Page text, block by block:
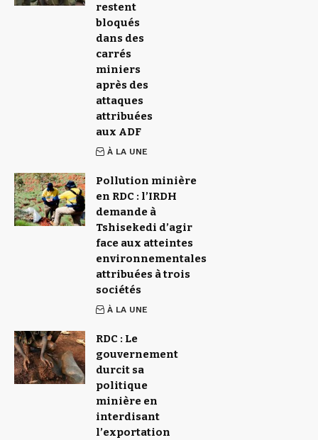
restent
bloqués
dans des
carrés
miniers
après des
attaques
attribuées
aux ADF
À LA UNE
Pollution minière
en RDC : l’IRDH
demande à
Tshisekedi d’agir
face aux atteintes
environnementales
attribuées à trois
sociétés
À LA UNE
RDC : Le
gouvernement
durcit sa
politique
minière en
interdisant
l’exportation